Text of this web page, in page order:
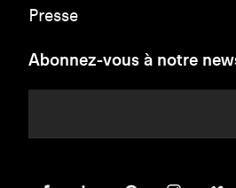
Presse
Abonnez-vous à notre